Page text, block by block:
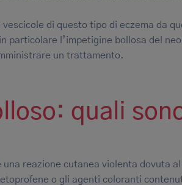
di questo tipo di eczema da
particolare l’impetigine bollosa del
un trattamento.
quali
una reazione cutanea violenta dovuta
o gli agenti coloranti